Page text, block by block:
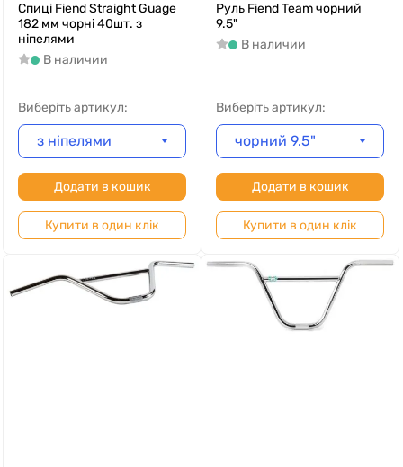
Спиці Fiend Straight Guage
182 мм чорні 40шт. з
ніпелями
В наличии
Виберіть артикул:
з ніпелями
Додати в кошик
Купити в один клік
Руль Fiend Team чорний
9.5"
В наличии
Виберіть артикул:
чорний 9.5"
Додати в кошик
Купити в один клік